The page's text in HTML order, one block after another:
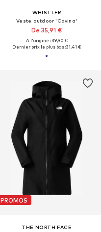
WHISTLER
Veste outdoor 'Covina'
De 35,91 €
À l'origine : 39,90 €
Dernier prix le plus bas :31,41 €
PROMOS
THE NORTH FACE